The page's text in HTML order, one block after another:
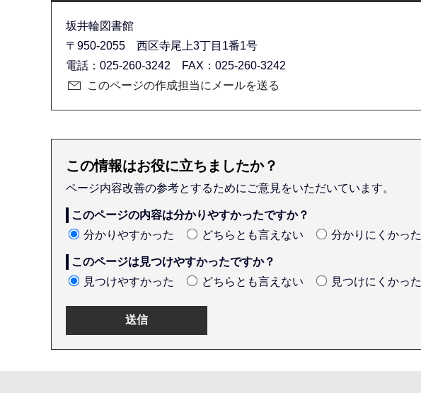
坂井輪図書館
〒950-2055 西区寺尾上3丁目1番1号
電話：025-260-3242 FAX：025-260-3242
このページの作成担当にメールを送る
この情報はお役に立ちましたか？
ページ内容改善の参考とするためにご意見をいただいています。
このページの内容は分かりやすかったですか？
分かりやすかった
どちらとも言えない 分かりにくかった
このページは見つけやすかったですか？
見つけやすかった
どちらとも言えない 見つけにくかった